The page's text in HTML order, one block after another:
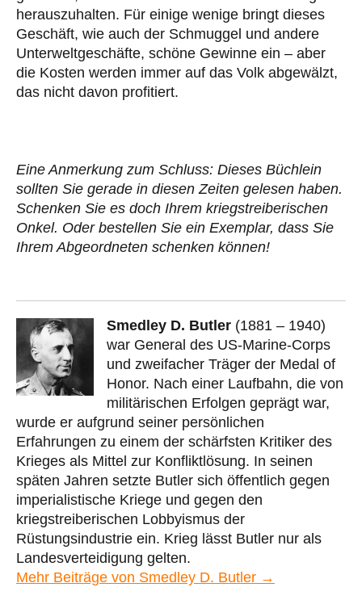
herauszuhalten. Für einige wenige bringt dieses
Geschäft, wie auch der Schmuggel und andere
Unterweltgeschäfte, schöne Gewinne ein – aber
die Kosten werden immer auf das Volk abgewälzt,
das nicht davon profitiert.
Eine Anmerkung zum Schluss: Dieses Büchlein
sollten Sie gerade in diesen Zeiten gelesen haben.
Schenken Sie es doch Ihrem kriegstreiberischen
Onkel. Oder bestellen Sie ein Exemplar, dass Sie
Ihrem Abgeordneten schenken können!
Smedley D. Butler (1881 – 1940)
war General des US-Marine-Corps
und zweifacher Träger der Medal of
Honor. Nach einer Laufbahn, die von
militärischen Erfolgen geprägt war,
wurde er aufgrund seiner persönlichen
Erfahrungen zu einem der schärfsten Kritiker des
Krieges als Mittel zur Konfliktlösung. In seinen
späten Jahren setzte Butler sich öffentlich gegen
imperialistische Kriege und gegen den
kriegstreiberischen Lobbyismus der
Rüstungsindustrie ein. Krieg lässt Butler nur als
Landesverteidigung gelten.
Mehr Beiträge von Smedley D. Butler →